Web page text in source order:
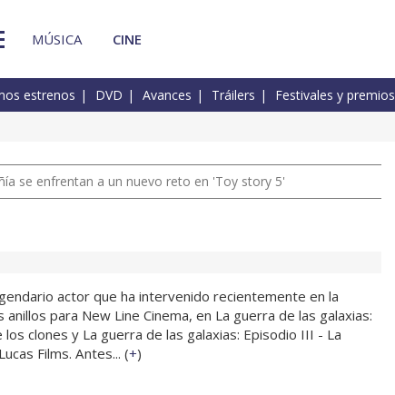
MÚSICA CINE
estrenos DVD Avances Tráilers Festivales y premios
se enfrentan a un nuevo reto en 'Toy story 5'
actor que ha intervenido recientemente en la
para New Line Cinema, en La guerra de las galaxias:
clones y La guerra de las galaxias: Episodio III - La
Films. Antes... (+)